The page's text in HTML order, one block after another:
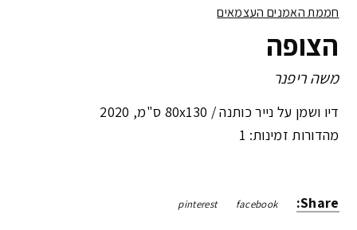
חממת האמנים העצמאים
הצופה
משה ריפנר
דיו ושמן על נייר כותנה / 80x130 ס"מ ,
מהדורות זמינות: 1
Share:
facebook
pinterest